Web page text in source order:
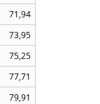
71,94
73,95
75,25
77,71
79,91